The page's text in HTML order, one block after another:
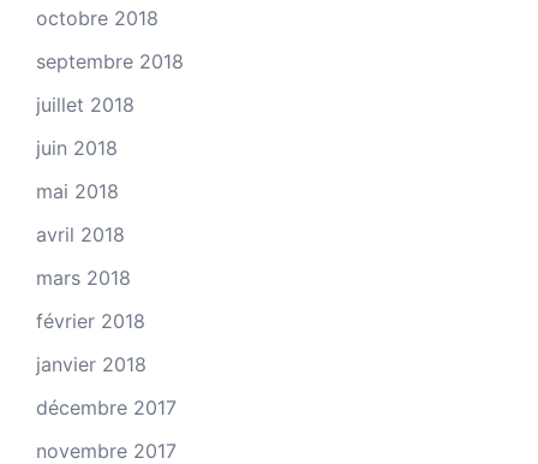
octobre 2018
septembre 2018
juillet 2018
juin 2018
mai 2018
avril 2018
mars 2018
février 2018
janvier 2018
décembre 2017
novembre 2017